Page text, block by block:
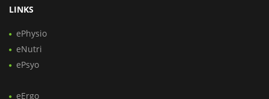
LINKS
ePhysio
eNutri
ePsyo
eErgo